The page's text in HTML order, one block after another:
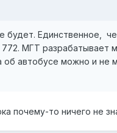
будет. Единственное,
МГТ разрабатывает
автобусе можно и не
почему-то ничего не